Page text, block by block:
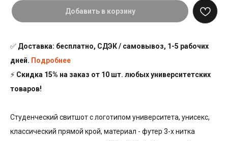
Добавить в корзину
✅ Доставка: бесплатно, СДЭК / самовывоз, 1-5 рабочих
дней. Подробнее
⚡ Скидка 15% на заказ от 10 шт. любых университетских
товаров!
Студенческий свитшот с логотипом университета, унисекс,
классический прямой крой, материал - футер 3-х нитка